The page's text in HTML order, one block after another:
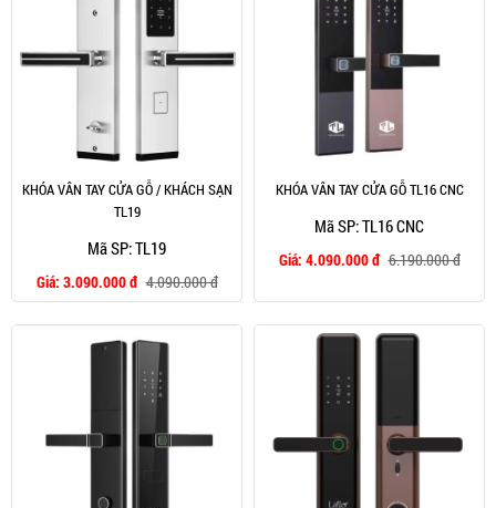
KHÓA VÂN TAY CỬA GỖ / KHÁCH SẠN
TL19
Mã SP: TL19
Giá: 3.090.000 đ 4.090.000 đ
KHÓA VÂN TAY CỬA GỖ TL16 CNC
Mã SP: TL16 CNC
Giá: 4.090.000 đ 6.190.000 đ